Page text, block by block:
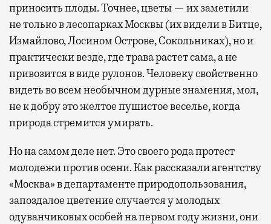
приносить плоды. Точнее, цветы — их заметили
не только в лесопарках Москвы (их видели в Битце,
Измайлово, Лосином Острове, Сокольниках), но и
практически везде, где трава растет сама, а не
привозится в виде рулонов. Человеку свойственно
видеть во всем необычном дурные знамения, мол,
не к добру это желтое пушистое веселье, когда
природа стремится умирать.
Но на самом деле нет. Это своего рода протест
молодежи против осени. Как рассказали агентству
«Москва» в департаменте природопользования,
запоздалое цветение случается у молодых
одуванчиковых особей на первом году жизни, они